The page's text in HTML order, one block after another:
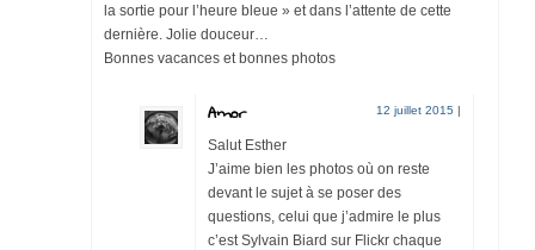
la sortie pour l’heure bleue » et dans l’attente de cette
dernière. Jolie douceur…
Bonnes vacances et bonnes photos
Amor 12 juillet 2015 |
Salut Esther
J’aime bien les photos où on reste
devant le sujet à se poser des
questions, celui que j’admire le plus
c’est Sylvain Biard sur Flickr chaque